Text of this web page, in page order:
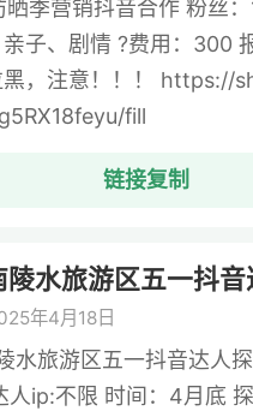
晒季营销抖音合作 粉丝
子、剧情 ?费用：300
黑，注意！！！ https://
fill
链接复制
陵水旅游区五一抖音
年4月18日
水旅游区五一抖音达人
人ip:不限 时间：4月底